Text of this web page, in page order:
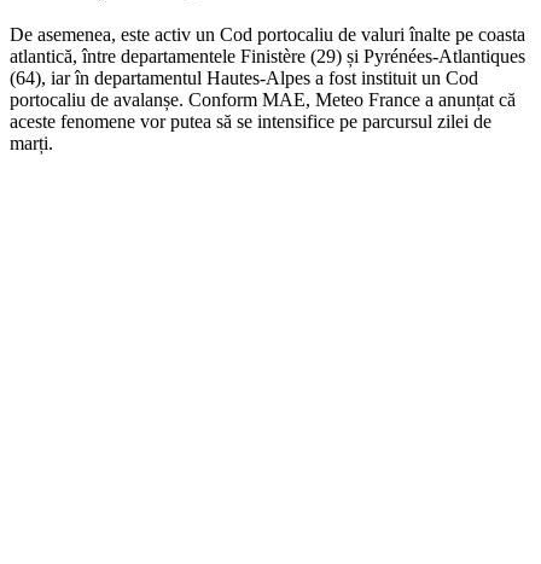
De asemenea, este activ un Cod portocaliu de valuri înalte pe coasta
atlantică, între departamentele Finistère (29) și Pyrénées-Atlantiques
(64), iar în departamentul Hautes-Alpes a fost instituit un Cod
portocaliu de avalanșe. Conform MAE, Meteo France a anunțat că
aceste fenomene vor putea să se intensifice pe parcursul zilei de
marți.